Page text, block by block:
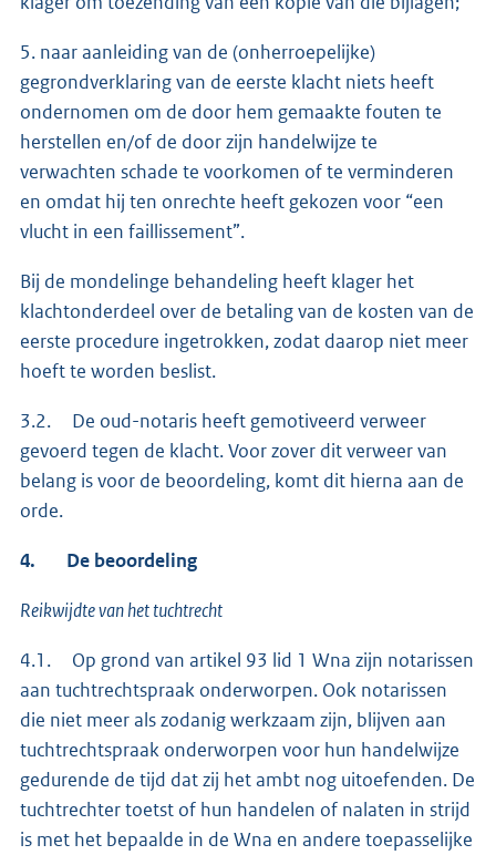
5. naar aanleiding van de (onherroepelijke)
gegrondverklaring van de eerste klacht niets heeft
ondernomen om de door hem gemaakte fouten te
herstellen en/of de door zijn handelwijze te
verwachten schade te voorkomen of te verminderen
en omdat hij ten onrechte heeft gekozen voor “een
vlucht in een faillissement”.
Bij de mondelinge behandeling heeft klager het
klachtonderdeel over de betaling van de kosten van de
eerste procedure ingetrokken, zodat daarop niet meer
hoeft te worden beslist.
3.2. De oud-notaris heeft gemotiveerd verweer
gevoerd tegen de klacht. Voor zover dit verweer van
belang is voor de beoordeling, komt dit hierna aan de
orde.
4. De beoordeling
Reikwijdte van het tuchtrecht
4.1. Op grond van artikel 93 lid 1 Wna zijn notarissen
aan tuchtrechtspraak onderworpen. Ook notarissen
die niet meer als zodanig werkzaam zijn, blijven aan
tuchtrechtspraak onderworpen voor hun handelwijze
gedurende de tijd dat zij het ambt nog uitoefenden. De
tuchtrechter toetst of hun handelen of nalaten in strijd
is met het bepaalde in de Wna en andere toepasselijke